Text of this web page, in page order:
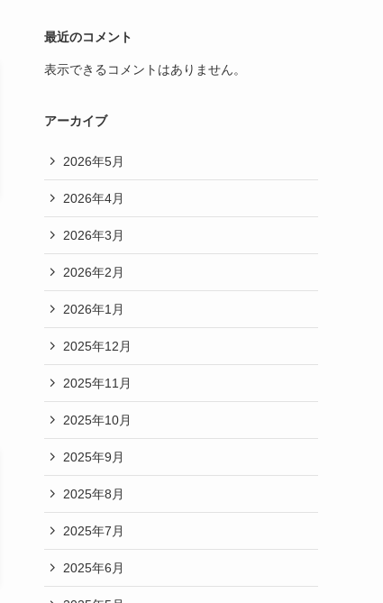
最近のコメント
表示できるコメントはありません。
アーカイブ
2026年5月
2026年4月
2026年3月
2026年2月
2026年1月
2025年12月
2025年11月
2025年10月
2025年9月
2025年8月
2025年7月
2025年6月